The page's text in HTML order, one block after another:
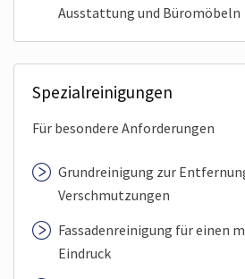
Ausstattung und Büromöbeln
Spezial­reinigungen
Für besondere Anforderungen
Grundreinigung zur
Verschmutzungen
Fassaden­reinigung für einen
Eindruck